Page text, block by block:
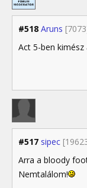
#518 Aruns
Act 5-ben kimész
#517 sipec
Arra a bloody
Nemtalálom!